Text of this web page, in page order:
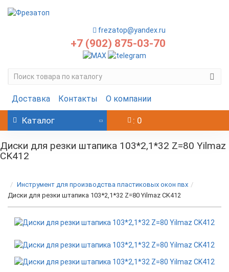
frezatop@yandex.ru
+7 (902) 875-03-70
Доставка Контакты О компании
Каталог : 0
Диски для резки штапика 103*2,1*32 Z=80 Yilmaz
CK412
Инструмент для производства пластиковых окон пвх
Диски для резки штапика 103*2,1*32 Z=80 Yilmaz CK412